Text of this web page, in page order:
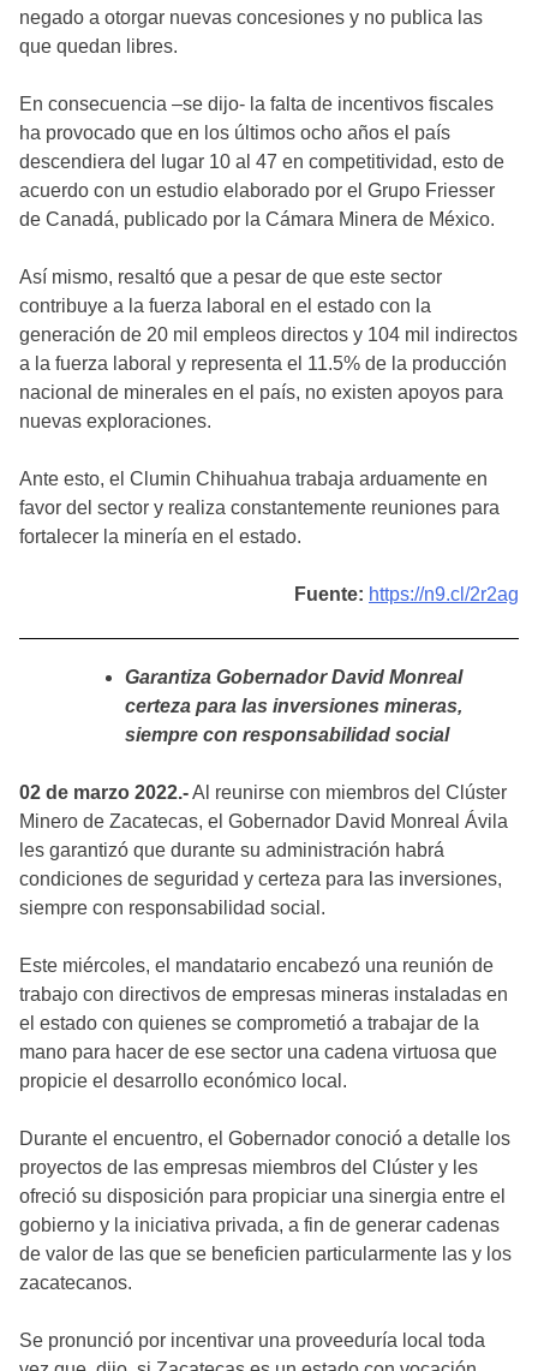
negado a otorgar nuevas concesiones y no publica las
que quedan libres.
En consecuencia –se dijo- la falta de incentivos fiscales
ha provocado que en los últimos ocho años el país
descendiera del lugar 10 al 47 en competitividad, esto de
acuerdo con un estudio elaborado por el Grupo Friesser
de Canadá, publicado por la Cámara Minera de México.
Así mismo, resaltó que a pesar de que este sector
contribuye a la fuerza laboral en el estado con la
generación de 20 mil empleos directos y 104 mil indirectos
a la fuerza laboral y representa el 11.5% de la producción
nacional de minerales en el país, no existen apoyos para
nuevas exploraciones.
Ante esto, el Clumin Chihuahua trabaja arduamente en
favor del sector y realiza constantemente reuniones para
fortalecer la minería en el estado.
Fuente: https://n9.cl/2r2ag
Garantiza Gobernador David Monreal
certeza para las inversiones mineras,
siempre con responsabilidad social
02 de marzo 2022.-Al reunirse con miembros del Clúster
Minero de Zacatecas, el Gobernador David Monreal Ávila
les garantizó que durante su administración habrá
condiciones de seguridad y certeza para las inversiones,
siempre con responsabilidad social.
Este miércoles, el mandatario encabezó una reunión de
trabajo con directivos de empresas mineras instaladas en
el estado con quienes se comprometió a trabajar de la
mano para hacer de ese sector una cadena virtuosa que
propicie el desarrollo económico local.
Durante el encuentro, el Gobernador conoció a detalle los
proyectos de las empresas miembros del Clúster y les
ofreció su disposición para propiciar una sinergia entre el
gobierno y la iniciativa privada, a fin de generar cadenas
de valor de las que se beneficien particularmente las y los
zacatecanos.
Se pronunció por incentivar una proveeduría local toda